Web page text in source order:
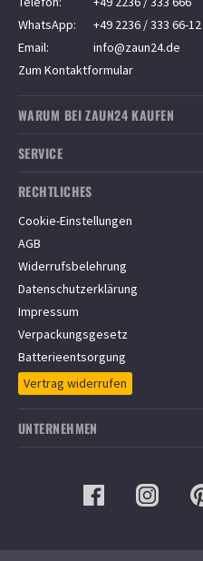
WhatsApp:
+49 2236 / 333 66-12
Email:
info@zaun24.de
Zum Kontaktformular
WARUM BEI ZAUN24 KAUFEN
Top-Kundenservice
Versandkostenfrei ab
Über 4.000 Kundenbewertungen
SERVICE
Zahlungsarten
Informationen zur Lieferzeit
Informationen zum Bestellvorgang
Barrierefreiheit
FAQ/Häufige Fragen
Montageservice
RECHTLICHES
Cookie-Einstellungen
AGB
Widerrufsbelehrung
Datenschutzerklärung
Impressum
Verpackungsgesetz
Batterieentsorgung
Vertrag widerrufen
UNTERNEHMEN
Aktuelle Informationen
Gewerbliche Kunden